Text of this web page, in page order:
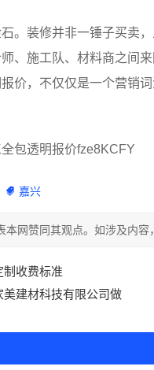
。装修并非一锤子买卖
、施工队、材料商之间
价，不仅仅是一个营销
包透明报价fze8KCFY
嘉兴
网赞同其观点。如涉及内
收费标准
建材科技有限公司做